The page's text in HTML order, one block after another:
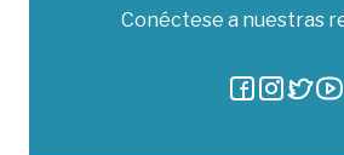
Conéctese a nuestras